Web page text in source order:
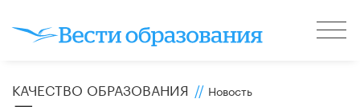
КАЧЕСТВО ОБРАЗОВАНИЯ // Новость